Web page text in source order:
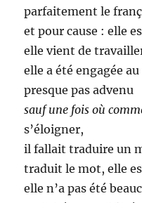
parfaitement le
et pour cause : elle
elle vient de
elle a été engagée
presque pas advenu
sauf une fois où
s’éloigner,
il fallait traduire un
traduit le mot, elle
elle n’a pas été